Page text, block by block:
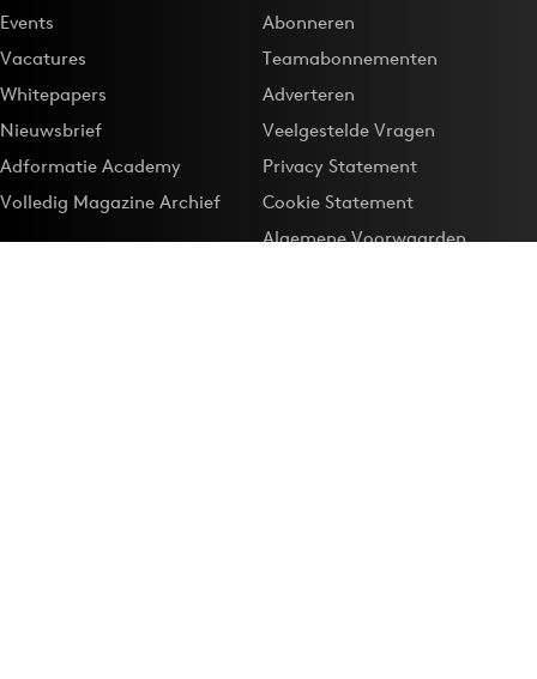
Events
Vacatures
Whitepapers
Nieuwsbrief
Adformatie Academy
Volledig Magazine Archief
Abonneren
Teamabonnementen
Adverteren
Veelgestelde Vragen
Privacy Statement
Cookie Statement
Algemene Voorwaarden